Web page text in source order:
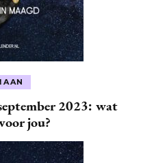
2023: wat
jou?